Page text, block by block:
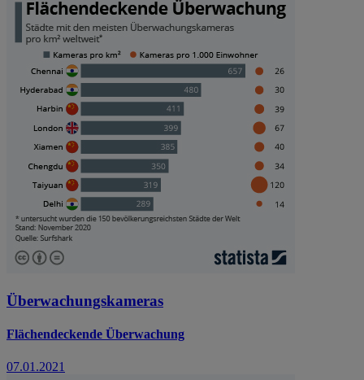
Überwachungskameras
Flächendeckende Überwachung
07.01.2021